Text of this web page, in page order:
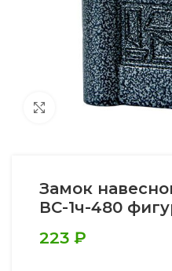
Увеличить
Замок
ВС-1ч-480
223 ₽